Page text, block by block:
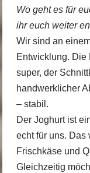
Wo geht es für
ihr euch weiter
Wir sind an
Entwicklung. Die
super, der
handwerklicher
– stabil.
Der Joghurt ist
echt für uns. Das
Frischkäse und
Gleichzeitig